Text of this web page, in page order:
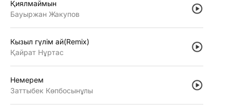
Қиялмаймын
Бауыржан Жакупов
Кызыл гүлiм ай(Remix)
Қайрат Нұртас
Немерем
Заттыбек Көпбосынұлы